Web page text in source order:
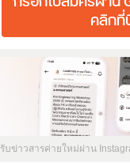
คลิก
รับข่าวสารค่ายใหม่ผ่าน